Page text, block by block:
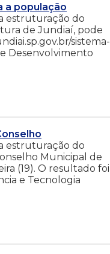
a população
estruturação do
de Jundiaí, pode
sistema-
Desenvolvimento
estruturação do
Municipal de
(19). O resultado foi
e Tecnologia